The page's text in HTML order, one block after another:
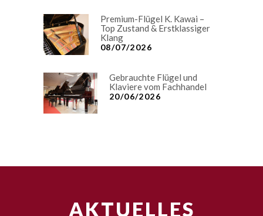
Premium-Flügel K. Kawai –
Top Zustand & Erstklassiger
Klang
08/07/2026
Gebrauchte Flügel und
Klaviere vom Fachhandel
20/06/2026
AKTUELLES